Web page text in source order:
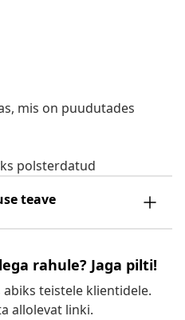
mis on puudutades
polsterdatud
teave
rahule? Jaga pilti!
teistele klientidele.
allolevat linki.